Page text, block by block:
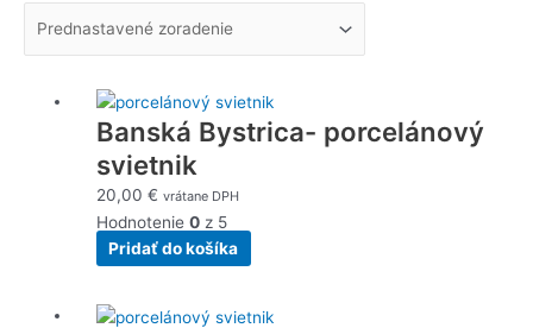
Banská Bystrica- porcelánový
svietnik
20,00€ vrátane DPH
Hodnotenie0 z 5
Pridať do košíka